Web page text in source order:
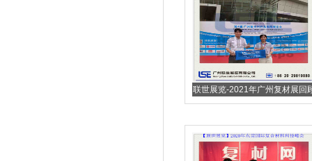
联世展览-2021年广州复材展回